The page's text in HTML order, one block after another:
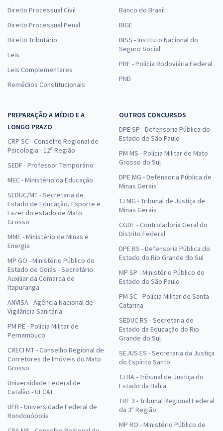
Direito Processual Civil
Direito Processual Penal
Direito Tributário
Leis
Leis Complementares
Remédios Constitucionais
Banco do Brasil
IBGE
INSS - Instituto Nacional do
Seguro Social
PRF - Polícia Rodoviária Federal
PND
PREPARAÇÃO A MÉDIO E A
LONGO PRAZO
CRP SC - Conselho Regional de
Psicologia - 12ª Região
SEDF - Professor Temporário
MEC - Ministério da Educação
SEDUC/MT - Secretaria de
Estado de Educação, Esporte e
Lazer do estado de Mato
Grosso
MME - Ministério de Minas e
Energia
MP GO - Ministério Público do
Estado de Goiás - Secretário
Auxiliar da Comarca de
Itapuranga
ANVISA - Agência Nacional de
Vigilância Sanitária
PM PE - Polícia Militar de
Pernambuco
CRECI MT - Conselho Regional de
Corretores de Imóveis do Mato
Grosso
Universidade Federal de
Catalão - UFCAT
UFR - Universidade Federal de
Rondonópolis
OUTROS CONCURSOS
DPE SP - Defensoria Pública do
Estado de São Paulo
PM MS - Polícia Militar de Mato
Grosso do Sul
DPE MG - Defensoria Pública de
Minas Gerais
TJ MG - Tribunal de Justiça de
Minas Gerais
CGDF - Controladoria Geral do
Distrito Federal
DPE RS - Defensoria Pública do
Estado do Rio Grande do Sul
MP SP - Ministério Público do
Estado de São Paulo
PM SC - Polícia Militar de Santa
Catarina
SEDUC RS - Secretaria de
Estado da Educação do Rio
Grande do Sul
SEJUS ES - Secretaria da Justiça
do Espírito Santo
TJ BA - Tribunal de Justiça do
Estado da Bahia
TRF 3 - Tribunal Regional Federal
da 3ª Região
MP RO - Ministério Público de